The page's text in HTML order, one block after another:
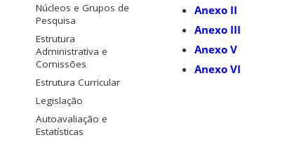
Núcleos e Grupos de
Pesquisa
Estrutura
Administrativa e
Comissões
Estrutura Curricular
Legislação
Autoavaliação e
Estatísticas
Anexo II
Anexo III
Anexo V
Anexo VI